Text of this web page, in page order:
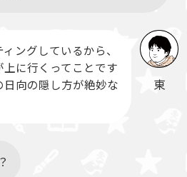
東
ングしているから、
に行くってことです
向の隠し方が絶妙な